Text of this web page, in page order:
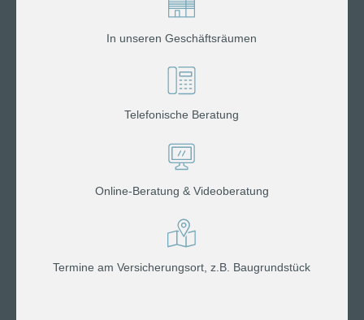
In unseren Geschäftsräumen
Telefonische Beratung
Online-Beratung & Videoberatung
Termine am Versicherungsort, z.B. Baugrundstück